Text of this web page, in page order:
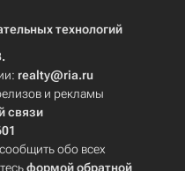
технологий
realty@ria.ru
и рекламы
связи
обо всех
формой обратной